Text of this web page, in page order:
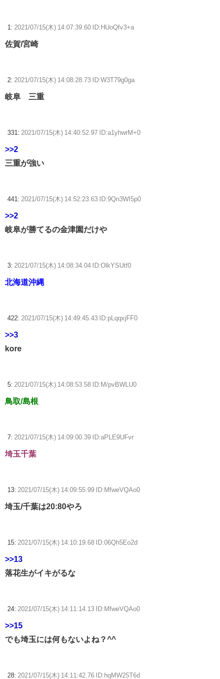
Switch2版FF14、ロード時間が高速になる最適化をわずか3日で実施→
ユーザーたち「対応が早すぎる」
Powered by livedoor 相互RSS
1: 2021/07/15(木) 14:07:39.60 ID:HUoQfv3+a
佐賀/宮崎
2: 2021/07/15(木) 14:08:28.73 ID:W3T79g0ga
岐阜 三重
331: 2021/07/15(木) 14:40:52.97 ID:a1yhwrM+0
>>2
三重が強い
441: 2021/07/15(木) 14:52:23.63 ID:9Qn3WI5p0
>>2
岐阜が勝てるの金津園だけや
3: 2021/07/15(木) 14:08:34.04 ID:OlkYSUtf0
北海道沖縄
422: 2021/07/15(木) 14:49:45.43 ID:pLqqxjFF0
>>3
kore
5: 2021/07/15(木) 14:08:53.58 ID:M/pvBWLU0
鳥取/島根
7: 2021/07/15(木) 14:09:00.39 ID:aPLE9UFvr
埼玉千葉
13: 2021/07/15(木) 14:09:55.99 ID:MfweVQAo0
埼玉/千葉は20:80やろ
15: 2021/07/15(木) 14:10:19.68 ID:06Qh5Eo2d
>>13
落花生がイキがるな
24: 2021/07/15(木) 14:11:14.13 ID:MfweVQAo0
>>15
でも埼玉には何もないよね？^^
28: 2021/07/15(木) 14:11:42.76 ID:hqMW25T6d